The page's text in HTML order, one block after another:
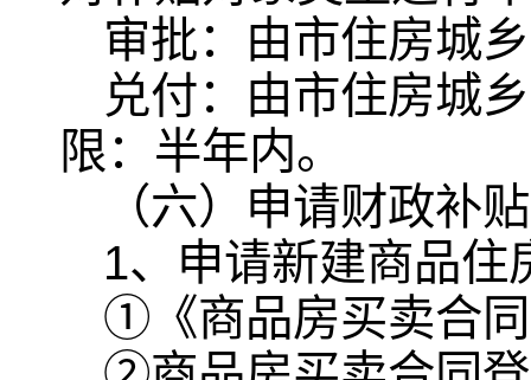
审批：由市住房城
兑付：由市住房城
限：半年内。
（六）申请财政补
1、申请新建商品住
①《商品房买卖合